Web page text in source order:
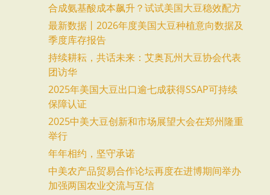
合成氨基酸成本飙升？试试美国大豆稳效配方
最新数据丨2026年度美国大豆种植意向数据及
季度库存报告
持续耕耘，共话未来：艾奥瓦州大豆协会代表
团访华
2025年美国大豆出口逾七成获得SSAP可持续
保障认证
2025中美大豆创新和市场展望大会在郑州隆重
举行
年年相约，坚守承诺
中美农产品贸易合作论坛再度在进博期间举办
加强两国农业交流与互信